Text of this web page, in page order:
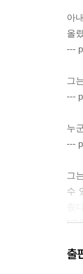
이
발
분
캐
그
도
세
몰
아
올
---
그
---
누
---
그
수
“모
---
출